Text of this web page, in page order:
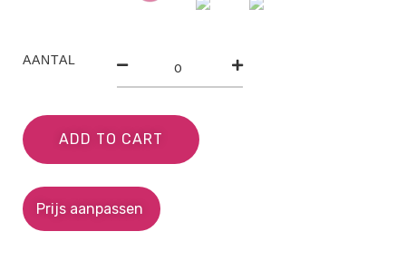
AANTAL
ADD TO CART
Prijs aanpassen